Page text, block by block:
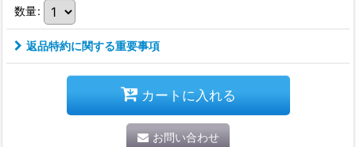
数量:
返品特約に関する重要事項
カートに入れる
お問い合わせ